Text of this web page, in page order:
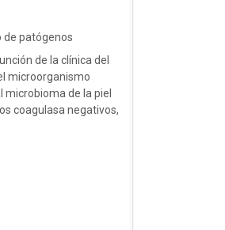
de patógenos
de la clínica del
microorganismo
microbioma de la piel
coagulasa negativos,